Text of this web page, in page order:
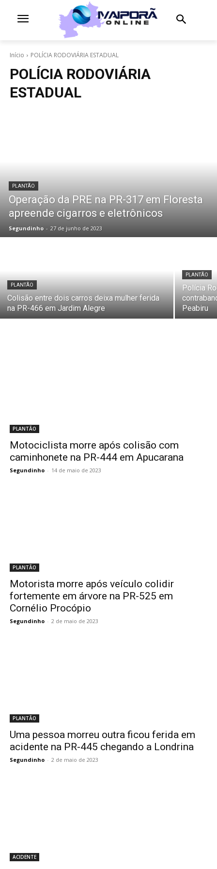
Início POLÍCIA RODOVIÁRIA ESTADUAL
POLÍCIA RODOVIÁRIA
ESTADUAL
PLANTÃO
Operação da PRE na PR-317 em Floresta
apreende cigarros e eletrônicos
Segundinho - 27 de junho de 2023
PLANTÃO
Colisão entre dois carros deixa mulher ferida
na PR-466 em Jardim Alegre
PLANTÃO
Polícia
Peabiru
PLANTÃO
Motociclista morre após colisão com
caminhonete na PR-444 em Apucarana
Segundinho - 14 de maio de 2023
PLANTÃO
Motorista morre após veículo colidir
fortemente em árvore na PR-525 em
Cornélio Procópio
Segundinho - 2 de maio de 2023
PLANTÃO
Uma pessoa morreu outra ficou ferida em
acidente na PR-445 chegando a Londrina
Segundinho - 2 de maio de 2023
ACIDENTE